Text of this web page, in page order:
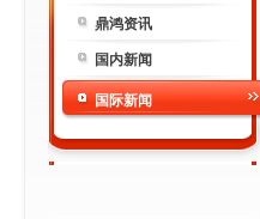
鼎鸿资讯
国内新闻
国际新闻